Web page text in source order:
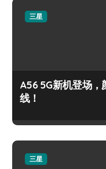
三星
A56 5G新机登场，
线！
三星